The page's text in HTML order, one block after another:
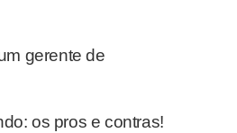
gerente de
os pros e contras!